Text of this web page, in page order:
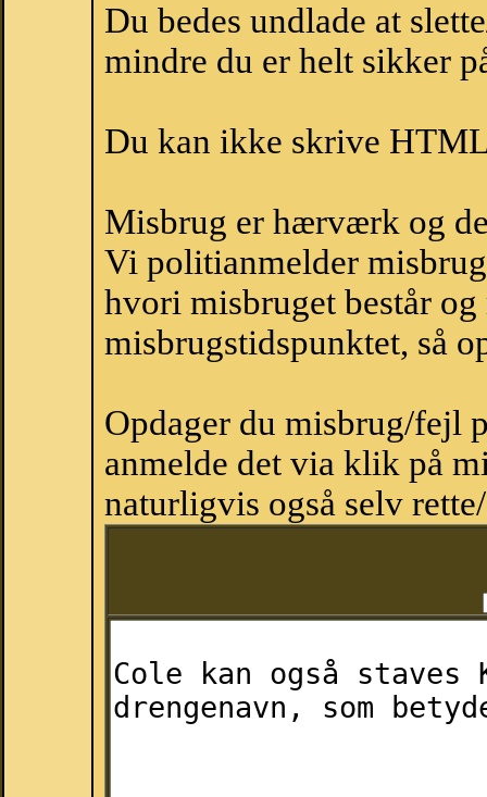
Du bedes undlade at
mindre du er helt sikker
Du kan ikke skrive
Misbrug er hærværk og
Vi politianmelder
hvori misbruget består
misbrugstidspunktet, så
Opdager du misbrug/fejl
anmelde det via klik på
naturligvis også selv